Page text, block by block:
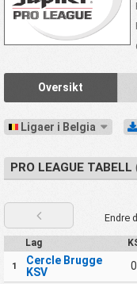
Oversikt
Ligaer i Belgia
PRO LEAGUE TABELL
Endre
Lag
1
Cercle Brugge
KSV
0